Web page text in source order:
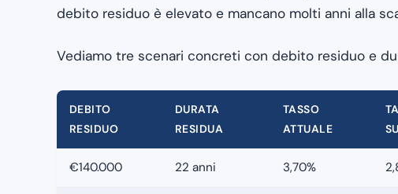
debito residuo è elevato e mancano molti anni alla
Vediamo tre scenari concreti con debito residuo e
DEBITO
RESIDUO
DURATA
RESIDUA
TASSO
ATTUALE
€140.000 22 anni 3,70%